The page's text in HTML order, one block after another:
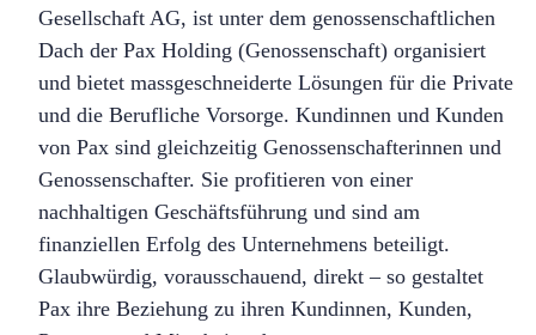
Gesellschaft AG, ist unter dem genossenschaftlichen
Dach der Pax Holding (Genossenschaft) organisiert
und bietet massgeschneiderte Lösungen für die Private
und die Berufliche Vorsorge. Kundinnen und Kunden
von Pax sind gleichzeitig Genossenschafterinnen und
Genossenschafter. Sie profitieren von einer
nachhaltigen Geschäftsführung und sind am
finanziellen Erfolg des Unternehmens beteiligt.
Glaubwürdig, vorausschauend, direkt – so gestaltet
Pax ihre Beziehung zu ihren Kundinnen, Kunden,